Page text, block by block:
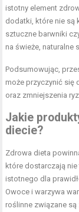
istotny element
dodatki, które nie są
sztuczne barwniki
na świeże, naturalne
Podsumowując,
może przyczynić się
oraz zmniejszenia
Jakie
diecie?
Zdrowa dieta
które dostarczają nie
istotnego dla
Owoce i warzywa
roślinne związane